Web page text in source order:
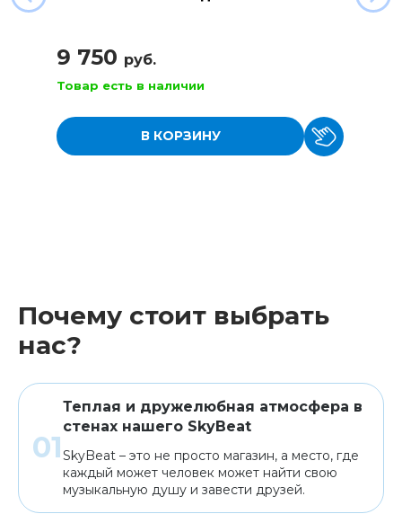
9 750 руб.
Товар есть в наличии
В КОРЗИНУ
Почему стоит выбрать
нас?
Теплая и дружелюбная атмосфера в
стенах нашего SkyBeat
SkyBeat – это не просто магазин, а место, где
каждый может человек может найти свою
музыкальную душу и завести друзей.